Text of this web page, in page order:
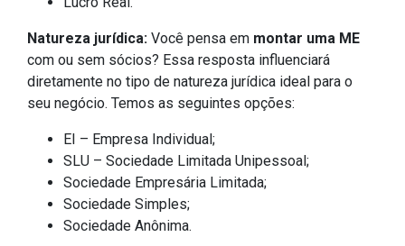
Natureza jurídica: Você pensa em montar uma ME
com ou sem sócios? Essa resposta influenciará
diretamente no tipo de natureza jurídica ideal para o
seu negócio. Temos as seguintes opções:
EI – Empresa Individual;
SLU – Sociedade Limitada Unipessoal;
Sociedade Empresária Limitada;
Sociedade Simples;
Sociedade Anônima.